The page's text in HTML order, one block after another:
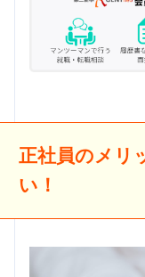
正社員のメリ
い！